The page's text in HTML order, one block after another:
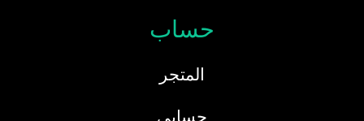
حساب
المتجر
حسابي